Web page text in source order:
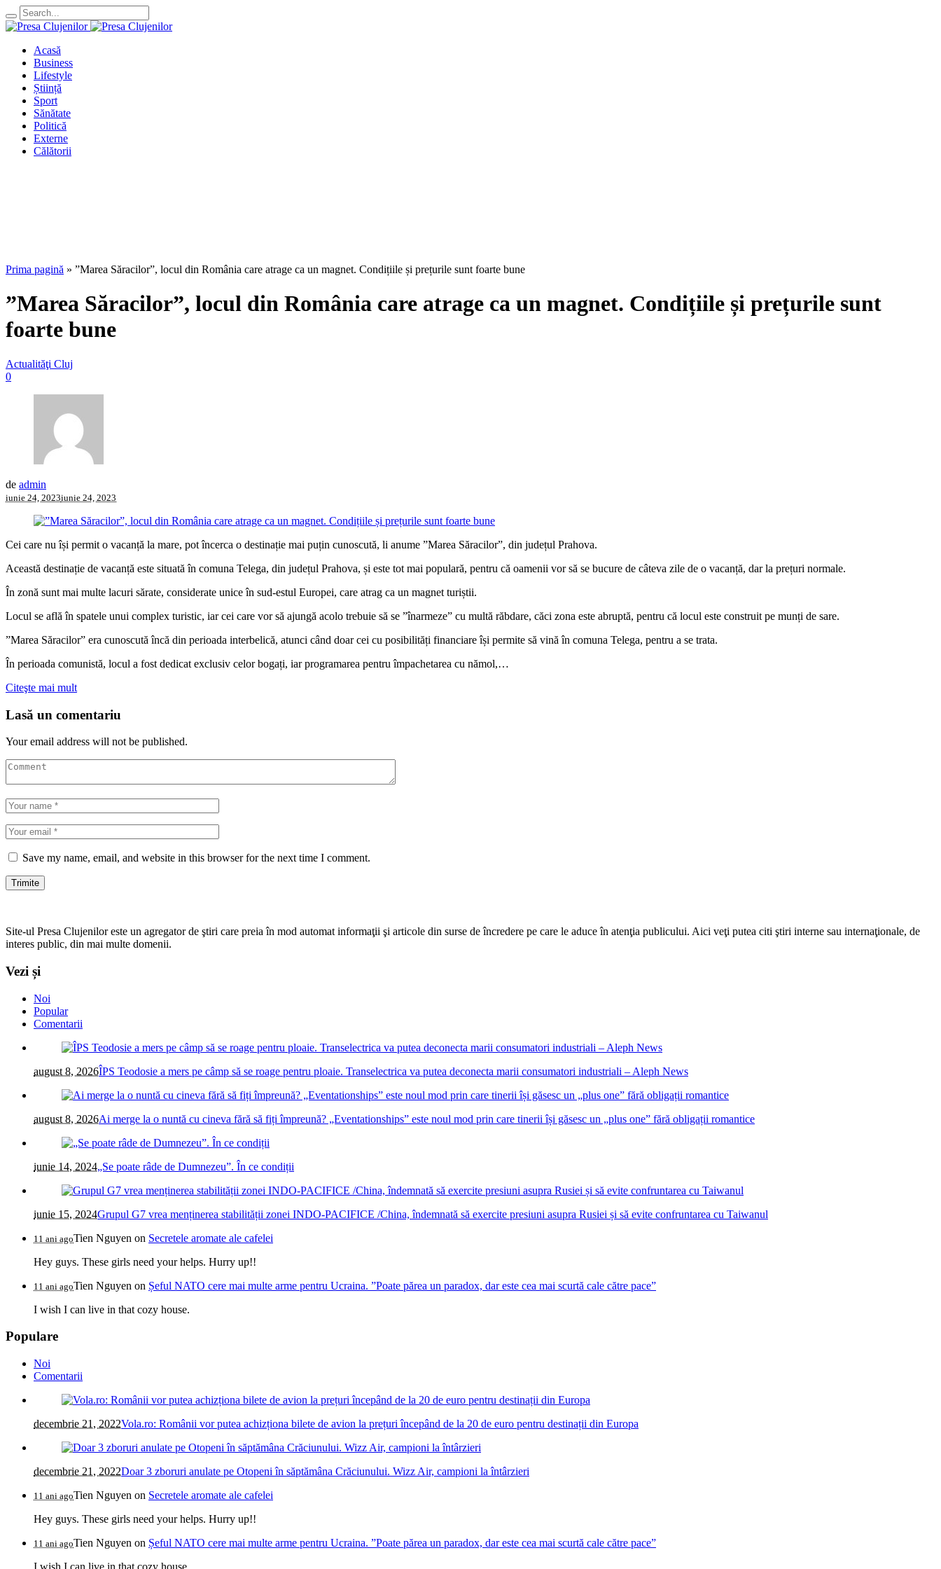
Acasă
Business
Lifestyle
Știință
Sport
Sănătate
Politică
Externe
Călătorii
Prima pagină » ”Marea Săracilor”, locul din România care atrage ca un magnet. Condițiile și prețurile sunt foarte bune
”Marea Săracilor”, locul din România care atrage ca un magnet. Condițiile și prețurile sunt
foarte bune
Actualităţi Cluj
0
de admin
iunie 24, 2023iunie 24, 2023
Cei care nu își permit o vacanță la mare, pot încerca o destinație mai puțin cunoscută, li anume ”Marea Săracilor”, din județul Prahova.
Această destinație de vacanță este situată în comuna Telega, din județul Prahova, și este tot mai populară, pentru că oamenii vor să se bucure de câteva zile de o vacanță, dar la prețuri normale.
În zonă sunt mai multe lacuri sărate, considerate unice în sud-estul Europei, care atrag ca un magnet turiștii.
Locul se află în spatele unui complex turistic, iar cei care vor să ajungă acolo trebuie să se ”înarmeze” cu multă răbdare, căci zona este abruptă, pentru că locul este construit pe munți de sare.
”Marea Săracilor” era cunoscută încă din perioada interbelică, atunci când doar cei cu posibilități financiare își permite să vină în comuna Telega, pentru a se trata.
În perioada comunistă, locul a fost dedicat exclusiv celor bogați, iar programarea pentru împachetarea cu nămol,…
Citeşte mai mult
Lasă un comentariu
Your email address will not be published.
Save my name, email, and website in this browser for the next time I comment.
Site-ul Presa Clujenilor este un agregator de ştiri care preia în mod automat informaţii şi articole din surse de încredere pe care le aduce în atenţia publicului. Aici veţi putea citi ştiri interne sau internaţionale, de
interes public, din mai multe domenii.
Vezi și
Noi
Popular
Comentarii
august 8, 2026ÎPS Teodosie a mers pe câmp să se roage pentru ploaie. Transelectrica va putea deconecta marii consumatori industriali – Aleph News
august 8, 2026Ai merge la o nuntă cu cineva fără să fiți împreună? „Eventationships” este noul mod prin care tinerii își găsesc un „plus one” fără obligații romantice
iunie 14, 2024„Se poate râde de Dumnezeu”. În ce condiții
iunie 15, 2024Grupul G7 vrea menținerea stabilității zonei INDO-PACIFICE /China, îndemnată să exercite presiuni asupra Rusiei și să evite confruntarea cu Taiwanul
11 ani agoTien Nguyen on Secretele aromate ale cafelei
Hey guys. These girls need your helps. Hurry up!!
11 ani agoTien Nguyen on Șeful NATO cere mai multe arme pentru Ucraina. ”Poate părea un paradox, dar este cea mai scurtă cale către pace”
I wish I can live in that cozy house.
Populare
Noi
Comentarii
decembrie 21, 2022Vola.ro: Românii vor putea achizționa bilete de avion la prețuri începând de la 20 de euro pentru destinații din Europa
decembrie 21, 2022Doar 3 zboruri anulate pe Otopeni în săptămâna Crăciunului. Wizz Air, campioni la întârzieri
11 ani agoTien Nguyen on Secretele aromate ale cafelei
Hey guys. These girls need your helps. Hurry up!!
11 ani agoTien Nguyen on Șeful NATO cere mai multe arme pentru Ucraina. ”Poate părea un paradox, dar este cea mai scurtă cale către pace”